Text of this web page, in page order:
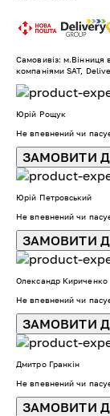
Самовивіз: м.Вінниця
компаніями SAT,
Юрій Рощук
Не впевнений чи
ЗАМОВИТИ
Юрій Петровський
Не впевнений чи
ЗАМОВИТИ
Олександр Кириченко
Не впевнений чи
ЗАМОВИТИ
Дмитро Гранкін
Не впевнений чи
ЗАМОВИТИ